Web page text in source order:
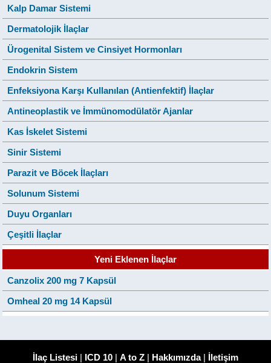
Kalp Damar Sistemi
Dermatolojik İlaçlar
Ürogenital Sistem ve Cinsiyet Hormonları
Endokrin Sistem
Enfeksiyona Karşı Kullanılan (Antienfektif) İlaçlar
Antineoplastik ve İmmünomodülatör Ajanlar
Kas İskelet Sistemi
Sinir Sistemi
Parazit ve Böcek İlaçları
Solunum Sistemi
Duyu Organları
Çeşitli İlaçlar
Yeni Eklenen İlaçlar
Canzolix 200 mg 7 Kapsül
Omheal 20 mg 14 Kapsül
İlaç Listesi | ICD 10 | A to Z | Hakkımızda| İletişim